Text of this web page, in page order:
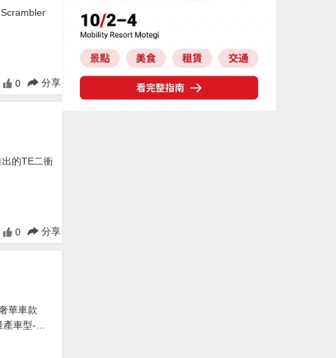
0 分享
的TE二衝
0 分享
華車款
車型-全